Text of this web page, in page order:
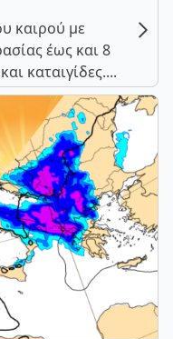
καιρού με
έως και 8
καταιγίδες....